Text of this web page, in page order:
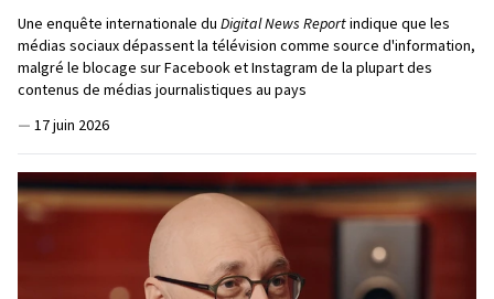
Une enquête internationale du Digital News Reportindique que les
médias sociaux dépassent la télévision comme source d'information,
malgré le blocage sur Facebook et Instagram de la plupart des
contenus de médias journalistiques au pays
— 17 juin 2026